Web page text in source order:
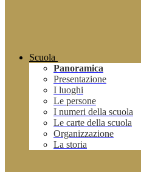
Scuola
Panoramica
Presentazione
I luoghi
Le persone
I numeri della scuola
Le carte della scuola
Organizzazione
La storia